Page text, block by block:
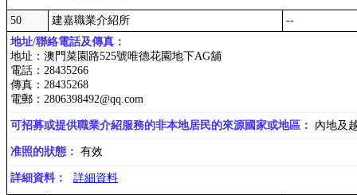
50 建嘉職業介紹所
--
地址/聯絡電話及傳真：
地址：澳門菜園路525號唯德花園地下AG舖
電話：28435266
傳真：28435268
電郵：2806398492@qq.com
可招募或提供職業介紹服務的非本地居民的來源國家或地區： 內地及
准照的狀態： 有效
詳細資料： 詳細資料